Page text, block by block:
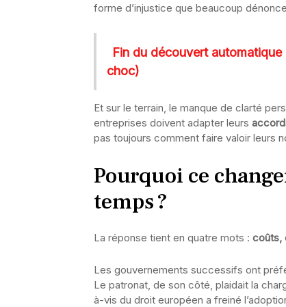
forme d’injustice que beaucoup
Fin du découvert
choc)
Et sur le terrain, le manque de clarté
entreprises doivent adapter leurs
pas toujours comment faire valoir leurs
Pourquoi ce
temps ?
La réponse tient en quatre mots : coûts,
Les gouvernements successifs ont
Le patronat, de son côté, plaidait la
à-vis du droit européen a freiné